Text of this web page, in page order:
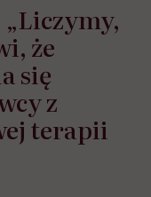
że
się
z
terapii